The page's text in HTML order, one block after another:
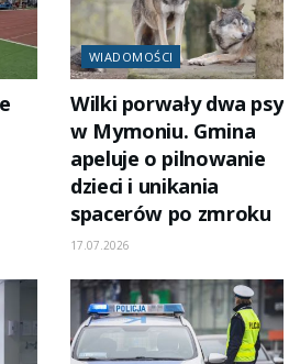
WIADOMOŚCI
Wilki porwały dwa psy
w Mymoniu. Gmina
apeluje o pilnowanie
dzieci i unikania
spacerów po zmroku
17.07.2026